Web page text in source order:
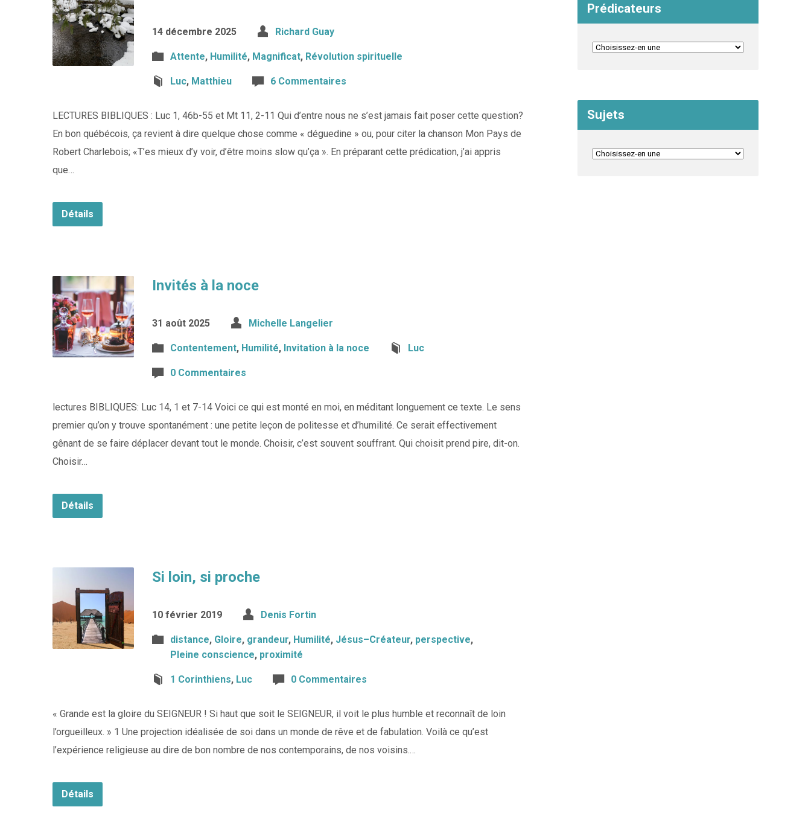
14 décembre 2025 Richard Guay
Attente, Humilité, Magnificat, Révolution spirituelle
Luc, Matthieu 6 Commentaires
LECTURES BIBLIQUES : Luc 1, 46b-55 et Mt 11, 2-11 Qui d’entre nous ne s’est jamais fait poser cette question?
En bon québécois, ça revient à dire quelque chose comme « déguedine » ou, pour citer la chanson Mon Pays de
Robert Charlebois; «T’es mieux d’y voir, d’être moins slow qu’ça ». En préparant cette prédication, j’ai appris
que…
Détails
Invités à la noce
31 août 2025 Michelle Langelier
Contentement, Humilité, Invitation à la noce Luc
0 Commentaires
lectures BIBLIQUES: Luc 14, 1 et 7-14 Voici ce qui est monté en moi, en méditant longuement ce texte. Le sens
premier qu’on y trouve spontanément : une petite leçon de politesse et d’humilité. Ce serait effectivement
gênant de se faire déplacer devant tout le monde. Choisir, c’est souvent souffrant. Qui choisit prend pire, dit-on.
Choisir…
Détails
Si loin, si proche
10 février 2019 Denis Fortin
distance, Gloire, grandeur, Humilité, Jésus–Créateur, perspective,
Pleine conscience, proximité
1 Corinthiens, Luc 0 Commentaires
« Grande est la gloire du SEIGNEUR ! Si haut que soit le SEIGNEUR, il voit le plus humble et reconnaît de loin
l’orgueilleux. » 1 Une projection idéalisée de soi dans un monde de rêve et de fabulation. Voilà ce qu’est
l’expérience religieuse au dire de bon nombre de nos contemporains, de nos voisins.…
Détails
Prédicateurs
Sujets